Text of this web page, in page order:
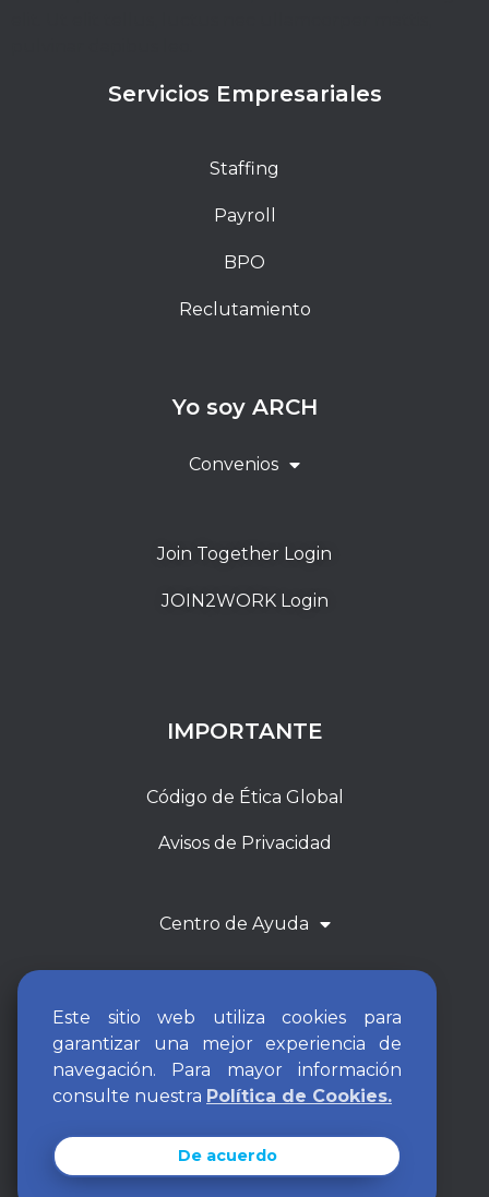
Servicios Empresariales
Staffing
Payroll
BPO
Reclutamiento
Yo soy ARCH
Convenios
Join Together Login
JOIN2WORK Login
IMPORTANTE
Código de Ética Global
Avisos de Privacidad
Centro de Ayuda
ARCH Resources Group 2026. All rights reserved.
Este sitio web utiliza cookies para
garantizar una mejor experiencia de
navegación. Para mayor información
consulte nuestra Política de Cookies.
De acuerdo